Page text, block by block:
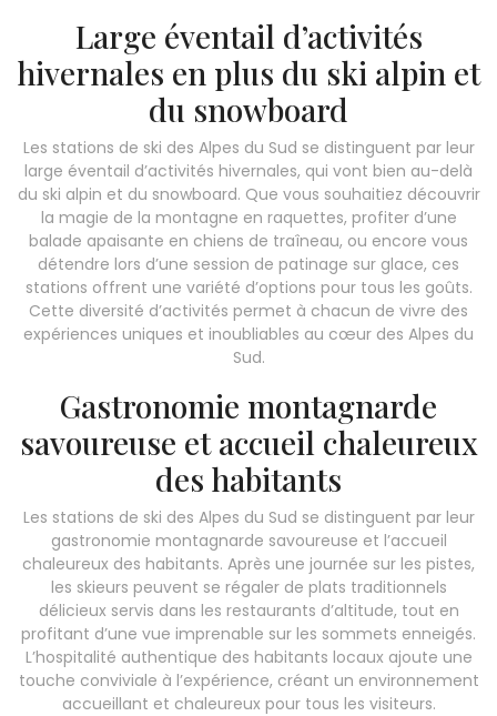
Large éventail d’activités
hivernales en plus du ski alpin et
du snowboard
Les stations de ski des Alpes du Sud se distinguent par leur
large éventail d’activités hivernales, qui vont bien au-delà
du ski alpin et du snowboard. Que vous souhaitiez découvrir
la magie de la montagne en raquettes, profiter d’une
balade apaisante en chiens de traîneau, ou encore vous
détendre lors d’une session de patinage sur glace, ces
stations offrent une variété d’options pour tous les goûts.
Cette diversité d’activités permet à chacun de vivre des
expériences uniques et inoubliables au cœur des Alpes du
Sud.
Gastronomie montagnarde
savoureuse et accueil chaleureux
des habitants
Les stations de ski des Alpes du Sud se distinguent par leur
gastronomie montagnarde savoureuse et l’accueil
chaleureux des habitants. Après une journée sur les pistes,
les skieurs peuvent se régaler de plats traditionnels
délicieux servis dans les restaurants d’altitude, tout en
profitant d’une vue imprenable sur les sommets enneigés.
L’hospitalité authentique des habitants locaux ajoute une
touche conviviale à l’expérience, créant un environnement
accueillant et chaleureux pour tous les visiteurs.